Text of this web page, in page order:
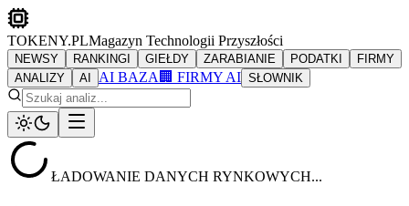
TOKENY.PLMagazyn Technologii Przyszłości
NEWSY RANKINGI GIEŁDY ZARABIANIE PODATKI
FIRMY
ANALIZY
AI AI BAZA 🏢 FIRMY AI SŁOWNIK
ŁADOWANIE DANYCH RYNKOWYCH...